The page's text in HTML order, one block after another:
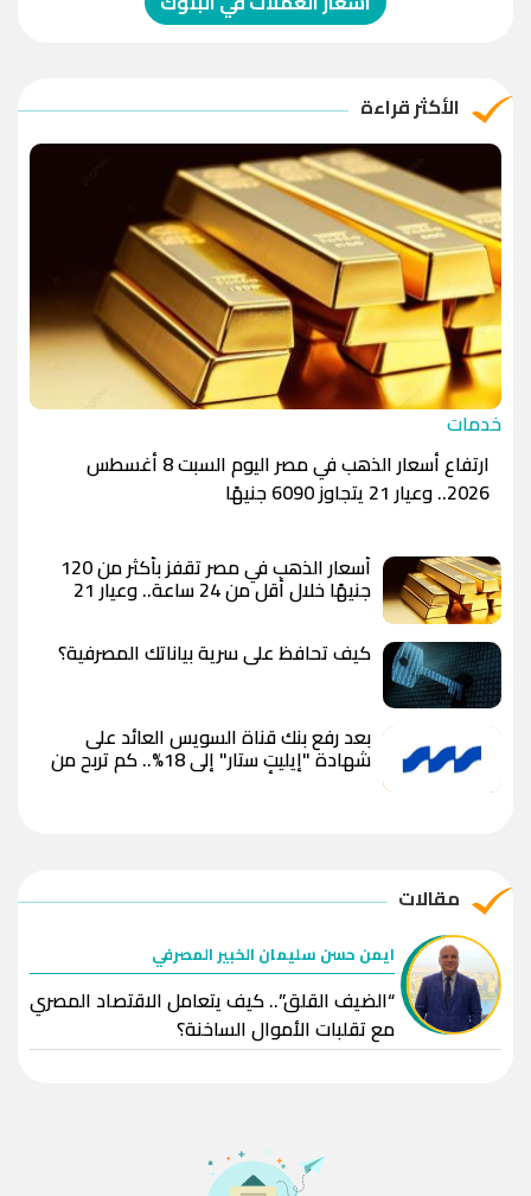
الريال القطري
الدينار الأردني
-1.0000
-1.0000
الأكثر قراءة
خدمات
ارتفاع أسعار الذهب في مصر اليوم السبت 8 أغسطس
2026.. وعيار 21 يتجاوز 6090 جنيهًا
أسعار الذهب في مصر تقفز بأكثر من 120
جنيهًا خلال أقل من 24 ساعة.. وعيار 21
يسجل 6100 جنيه وسط توقعات بوصول
كيف تحافظ على سرية بياناتك المصرفية؟
بعد رفع بنك قناة السويس العائد على
شهادة "إيليت ستار" إلى 18%.. كم تربح من
استثمار 100 ألف جنيه؟
مقالات
ايمن حسن سليمان الخبير المصرفي
“الضيف القلق”.. كيف يتعامل الاقتصاد المصري
مع تقلبات الأموال الساخنة؟